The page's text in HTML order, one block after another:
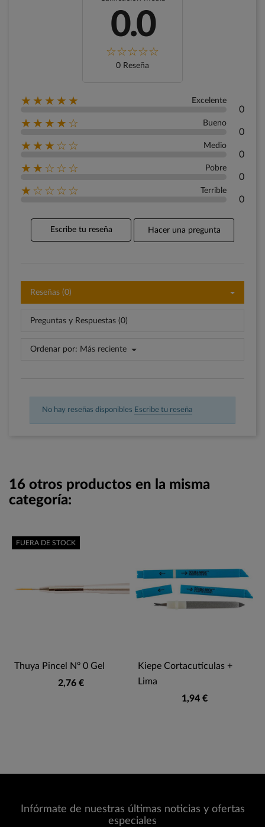
0.0
0 Reseña
★★★★★ Excelente
0
★★★★☆ Bueno
0
★★★☆☆ Medio
0
★★☆☆☆ Pobre
0
★☆☆☆☆ Terrible
0
Escribe tu reseña Hacer una pregunta
Reseñas (0)
Preguntas y Respuestas (0)
Ordenar por: Más reciente
No hay reseñas disponibles Escribe tu reseña
16 otros productos en la misma
categoría:
Thuya Pincel Nº 0 Gel
2,76 €
FUERA DE STOCK
Kiepe Cortacutículas +
Lima
1,94 €
Infórmate de nuestras últimas noticias y ofertas
especiales